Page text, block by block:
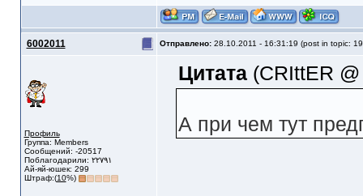
6002011 Отправлено: 28.10.2011 - 16:31:19 (post in topic:
Профиль
Группа: Members
Сообщений: -20517
Поблагодарили: ٢٢٧٩١
Ай-яй-юшек: 299
Штраф:(10%)
Цитата(CRIttER @
А при чем тут